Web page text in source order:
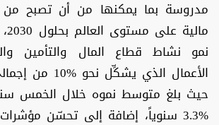
نمو نشاط قطاع المال والتأمين
الأعمال الذي
حيث بلغ متوسط نموه خلال الخمس
%3.3 سنوياً، إضافة إلى تحسّن